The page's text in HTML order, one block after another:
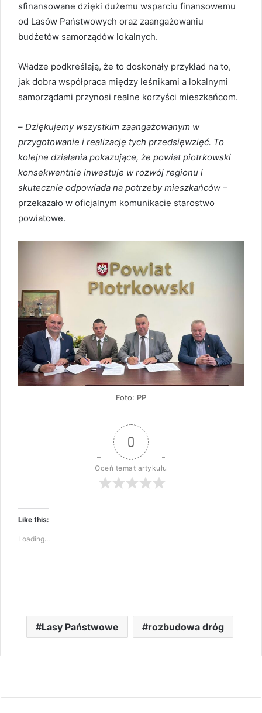
sfinansowane dzięki dużemu wsparciu finansowemu
od Lasów Państwowych oraz zaangażowaniu
budżetów samorządów lokalnych.
Władze podkreślają, że to doskonały przykład na to,
jak dobra współpraca między leśnikami a lokalnymi
samorządami przynosi realne korzyści mieszkańcom.
– Dziękujemy wszystkim zaangażowanym w
przygotowanie i realizację tych przedsięwzięć. To
kolejne działania pokazujące, że powiat piotrkowski
konsekwentnie inwestuje w rozwój regionu i
skutecznie odpowiada na potrzeby mieszkańców –
przekazało w oficjalnym komunikacie starostwo
powiatowe.
Foto: PP
0
Oceń temat artykułu
Like this:
Loading...
Lasy Państwowe rozbudowa dróg